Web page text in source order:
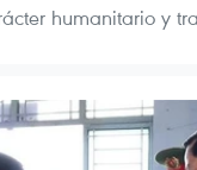
humanitario y